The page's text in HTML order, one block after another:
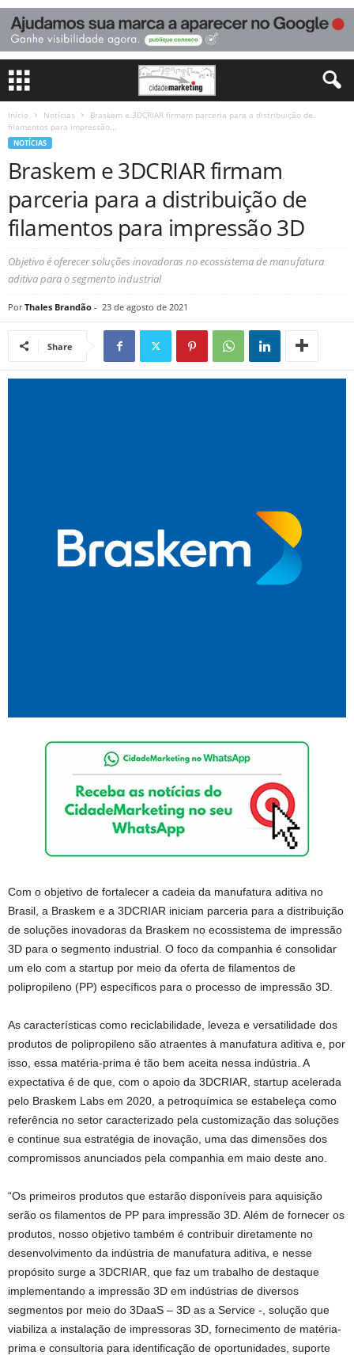
Início Notícias
Braskem e 3DCRIAR firmam parceria para a distribuição de
filamentos para impressão...
NOTÍCIAS
Braskem e 3DCRIAR firmam
parceria para a distribuição de
filamentos para impressão 3D
Objetivo é oferecer soluções inovadoras no ecossistema de manufatura
aditiva para o segmento industrial
Por Thales Brandão - 23 de agosto de 2021
Share
Com o objetivo de fortalecer a cadeia da manufatura aditiva no
Brasil, a Braskem e a 3DCRIAR iniciam parceria para a distribuição
de soluções inovadoras da Braskem no ecossistema de impressão
3D para o segmento industrial. O foco da companhia é consolidar
um elo com a startup por meio da oferta de filamentos de
polipropileno (PP) específicos para o processo de impressão 3D.
As características como reciclabilidade, leveza e versatilidade dos
produtos de polipropileno são atraentes à manufatura aditiva e, por
isso, essa matéria-prima é tão bem aceita nessa indústria. A
expectativa é de que, com o apoio da 3DCRIAR, startup acelerada
pelo Braskem Labs em 2020, a petroquímica se estabeleça como
referência no setor caracterizado pela customização das soluções
e continue sua estratégia de inovação, uma das dimensões dos
compromissos anunciados pela companhia em maio deste ano.
“Os primeiros produtos que estarão disponíveis para aquisição
serão os filamentos de PP para impressão 3D. Além de fornecer os
produtos, nosso objetivo também é contribuir diretamente no
desenvolvimento da indústria de manufatura aditiva, e nesse
propósito surge a 3DCRIAR, que faz um trabalho de destaque
implementando a impressão 3D em indústrias de diversos
segmentos por meio do 3DaaS – 3D as a Service -, solução que
viabiliza a instalação de impressoras 3D, fornecimento de matéria-
prima e consultoria para identificação de oportunidades, suporte